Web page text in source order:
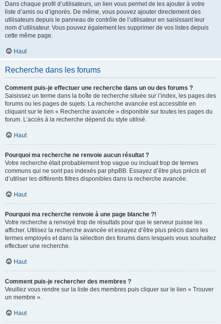
Dans chaque profil d’utilisateurs, un lien vous permet de les ajouter à votre
liste d’amis ou d’ignorés. De même, vous pouvez ajouter directement des
utilisateurs depuis le panneau de contrôle de l’utilisateur en saisissant leur
nom d’utilisateur. Vous pouvez également les supprimer de vos listes depuis
cette même page.
Haut
Recherche dans les forums
Comment puis-je effectuer une recherche dans un ou des forums ?
Saisissez un terme dans la boîte de recherche située sur l’index, les pages des
forums ou les pages de sujets. La recherche avancée est accessible en
cliquant sur le lien « Recherche avancée » disponible sur toutes les pages du
forum. L’accès à la recherche dépend du style utilisé.
Haut
Pourquoi ma recherche ne renvoie aucun résultat ?
Votre recherche était probablement trop vague ou incluait trop de termes
communs qui ne sont pas indexés par phpBB. Essayez d’être plus précis et
d’utiliser les différents filtres disponibles dans la recherche avancée.
Haut
Pourquoi ma recherche renvoie à une page blanche ?!
Votre recherche a renvoyé trop de résultats pour que le serveur puisse les
afficher. Utilisez la recherche avancée et essayez d’être plus précis dans les
termes employés et dans la sélection des forums dans lesquels vous souhaitez
effectuer une recherche.
Haut
Comment puis-je rechercher des membres ?
Veuillez vous rendre sur la liste des membres puis cliquer sur le lien « Trouver
un membre ».
Haut